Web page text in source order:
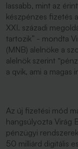
lassabb, mint az
készpénzes fizetés
XXI. századi
tartozik” - mondta
(MNB) alelnöke a
alelnök szerint
a qvik, ami a
Az új fizetési mód
hangsúlyozta Virág
pénzügyi
50 milliárd digitális